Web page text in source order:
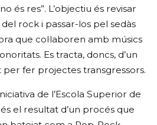
és res”. L’objectiu és revisar
rock i passar-los pel sedàs
que col·laboren amb músics
Es tracta, doncs, d’un
fer projectes transgressors.
de l’Escola Superior de
el resultat d’un procés que